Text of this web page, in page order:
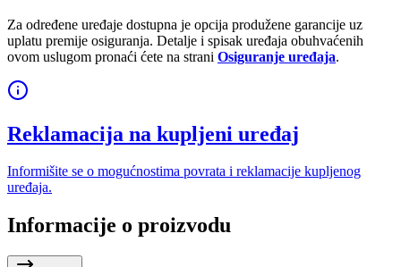
Za određene uređaje dostupna je opcija produžene garancije uz
uplatu premije osiguranja. Detalje i spisak uređaja obuhvaćenih
ovom uslugom pronaći ćete na strani Osiguranje uređaja.
Reklamacija na kupljeni uređaj
Informišite se o mogućnostima povrata i reklamacije kupljenog
uređaja.
Informacije o proizvodu